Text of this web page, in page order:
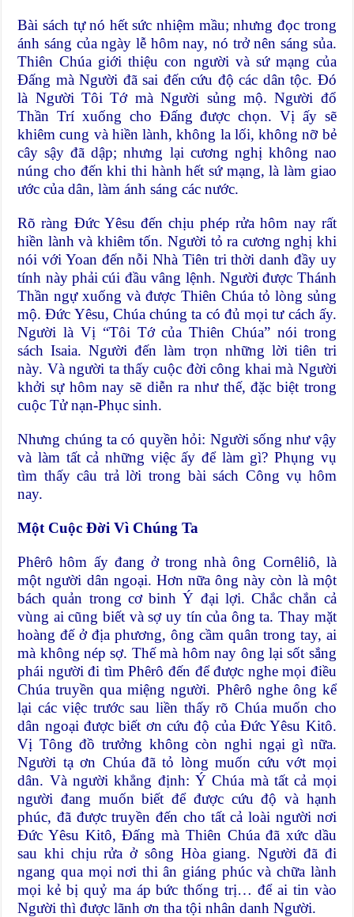
Bài sách tự nó hết sức nhiệm mầu; nhưng đọc trong
ánh sáng của ngày lễ hôm nay, nó trở nên sáng sủa.
Thiên Chúa giới thiệu con người và sứ mạng của
Ðấng mà Người đã sai đến cứu độ các dân tộc. Ðó
là Người Tôi Tớ mà Người sủng mộ. Người đổ
Thần Trí xuống cho Ðấng được chọn. Vị ấy sẽ
khiêm cung và hiền lành, không la lối, không nỡ bẻ
cây sậy đã dập; nhưng lại cương nghị không nao
núng cho đến khi thi hành hết sứ mạng, là làm giao
ước của dân, làm ánh sáng các nước.
Rõ ràng Ðức Yêsu đến chịu phép rửa hôm nay rất
hiền lành và khiêm tốn. Người tỏ ra cương nghị khi
nói với Yoan đến nỗi Nhà Tiên tri thời danh đầy uy
tính này phải cúi đầu vâng lệnh. Người được Thánh
Thần ngự xuống và được Thiên Chúa tỏ lòng sủng
mộ. Ðức Yêsu, Chúa chúng ta có đủ mọi tư cách ấy.
Người là Vị “Tôi Tớ của Thiên Chúa” nói trong
sách Isaia. Người đến làm trọn những lời tiên tri
này. Và người ta thấy cuộc đời công khai mà Người
khởi sự hôm nay sẽ diễn ra như thế, đặc biệt trong
cuộc Tử nạn-Phục sinh.
Nhưng chúng ta có quyền hỏi: Người sống như vậy
và làm tất cả những việc ấy để làm gì? Phụng vụ
tìm thấy câu trả lời trong bài sách Công vụ hôm
nay.
Một Cuộc Ðời Vì Chúng Ta
Phêrô hôm ấy đang ở trong nhà ông Cornêliô, là
một người dân ngoại. Hơn nữa ông này còn là một
bách quản trong cơ binh Ý đại lợi. Chắc chắn cả
vùng ai cũng biết và sợ uy tín của ông ta. Thay mặt
hoàng đế ở địa phương, ông cầm quân trong tay, ai
mà không nép sợ. Thế mà hôm nay ông lại sốt sắng
phái người đi tìm Phêrô đến để được nghe mọi điều
Chúa truyền qua miệng người. Phêrô nghe ông kể
lại các việc trước sau liền thấy rõ Chúa muốn cho
dân ngoại được biết ơn cứu độ của Ðức Yêsu Kitô.
Vị Tông đồ trưởng không còn nghi ngại gì nữa.
Người tạ ơn Chúa đã tỏ lòng muốn cứu vớt mọi
dân. Và người khẳng định: Ý Chúa mà tất cả mọi
người đang muốn biết để được cứu độ và hạnh
phúc, đã được truyền đến cho tất cả loài người nơi
Ðức Yêsu Kitô, Ðấng mà Thiên Chúa đã xức dầu
sau khi chịu rửa ở sông Hòa giang. Người đã đi
ngang qua mọi nơi thi ân giáng phúc và chữa lành
mọi kẻ bị quỷ ma áp bức thống trị… để ai tin vào
Người thì được lãnh ơn tha tội nhân danh Người.